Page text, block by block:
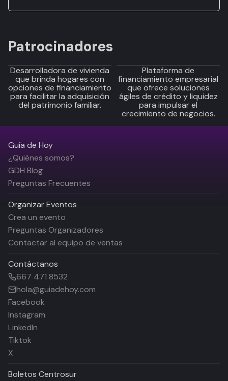
Patrocinadores
Desarrolladora de vivienda
que brinda hogares con
opciones de financiamiento
para facilitar la adquisición
del patrimonio familiar.
Plataforma de
financiamiento empresarial
que ofrece soluciones
ágiles de crédito y liquidez
para impulsar el
crecimiento de negocios.
Guía de Hoy
¿Quiénes somos?
GDH Blog
Preguntas Frecuentes
Organizar Eventos
Crea un evento
Preguntas Organizadores
Contactar al equipo de ventas
Contáctanos
667 471 8532
hola@guiadehoy.com
Facebook
Instagram
LinkedIn
Tiktok
X
Boletos Centrosur